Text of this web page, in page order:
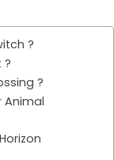
?
?
?
Animal